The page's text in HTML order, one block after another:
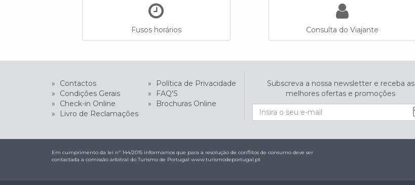
Fusos horários Consulta do Viajante
» Contactos »
Política de Privacidade
»
Condições Gerais »
FAQ'S
»
Check-in Online »
Brochuras Online
»
Livro de Reclamações
Subscreva a nossa newsletter e receba as
melhores ofertas e promoções
Em cumprimento da lei nº 144/2015 informamos que para a resolução de conflitos de consumo deve ser
contactada a comissão arbitral do Turismo de Portugal www.turismodeportugal.pt